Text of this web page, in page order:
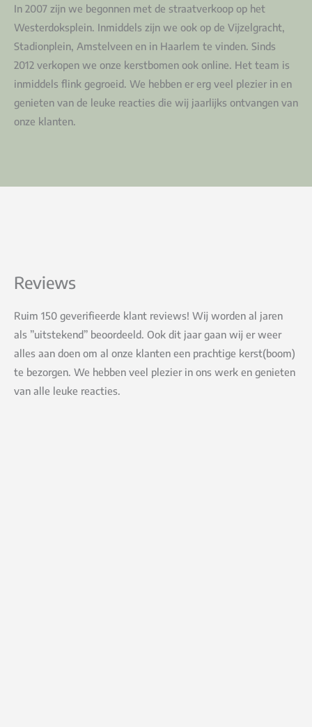
In 2007 zijn we begonnen met de straatverkoop op het
Westerdoksplein. Inmiddels zijn we ook op de Vijzelgracht,
Stadionplein, Amstelveen en in Haarlem te vinden. Sinds
2012 verkopen we onze kerstbomen ook online. Het team is
inmiddels flink gegroeid. We hebben er erg veel plezier in en
genieten van de leuke reacties die wij jaarlijks ontvangen van
onze klanten.
Reviews
Ruim 150 geverifieerde klant reviews! Wij worden al jaren
als ”uitstekend” beoordeeld. Ook dit jaar gaan wij er weer
alles aan doen om al onze klanten een prachtige kerst(boom)
te bezorgen. We hebben veel plezier in ons werk en genieten
van alle leuke reacties.